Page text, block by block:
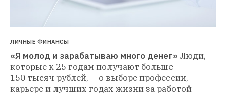
ЛИЧНЫЕ ФИНАНСЫ
«Я молод и зарабатываю много денег» Люди,
которые к 25 годам получают больше
150 тысяч рублей, — о выборе профессии,
карьере и лучших годах жизни за работой